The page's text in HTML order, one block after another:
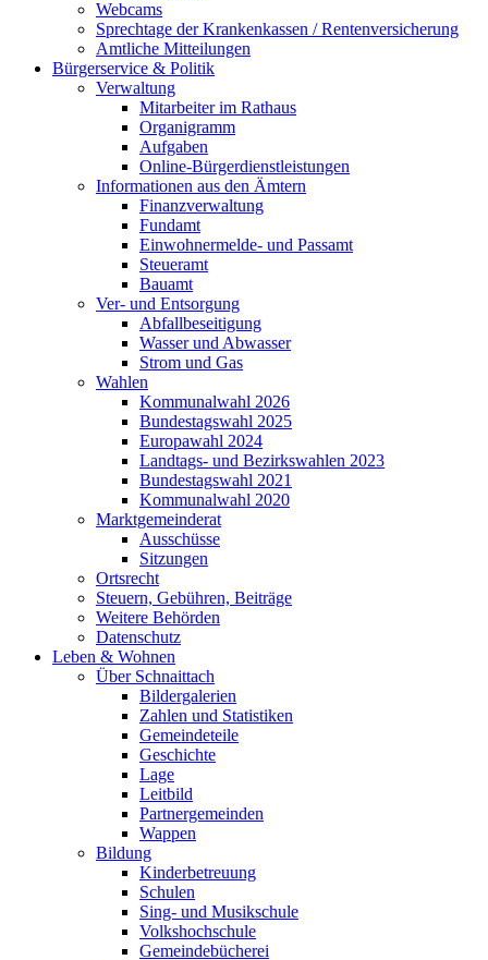
Webcams
Sprechtage der Krankenkassen / Rentenversicherung
Amtliche Mitteilungen
Bürgerservice & Politik
Verwaltung
Mitarbeiter im Rathaus
Organigramm
Aufgaben
Online-Bürgerdienstleistungen
Informationen aus den Ämtern
Finanzverwaltung
Fundamt
Einwohnermelde- und Passamt
Steueramt
Bauamt
Ver- und Entsorgung
Abfallbeseitigung
Wasser und Abwasser
Strom und Gas
Wahlen
Kommunalwahl 2026
Bundestagswahl 2025
Europawahl 2024
Landtags- und Bezirkswahlen 2023
Bundestagswahl 2021
Kommunalwahl 2020
Marktgemeinderat
Ausschüsse
Sitzungen
Ortsrecht
Steuern, Gebühren, Beiträge
Weitere Behörden
Datenschutz
Leben & Wohnen
Über Schnaittach
Bildergalerien
Zahlen und Statistiken
Gemeindeteile
Geschichte
Lage
Leitbild
Partnergemeinden
Wappen
Bildung
Kinderbetreuung
Schulen
Sing- und Musikschule
Volkshochschule
Gemeindebücherei